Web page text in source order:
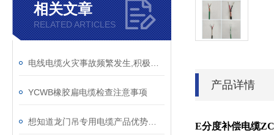
相关文章
RELATED ARTICLES
YCWB橡胶扁电缆检查注意事项
产品详情
E分度补偿电缆